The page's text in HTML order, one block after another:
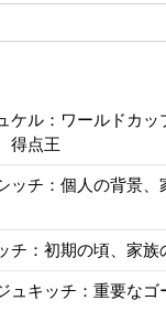
ケル：ワールドカッ
得点王
ッチ：個人の背景
チ：初期の頃、家
ュキッチ：重要な